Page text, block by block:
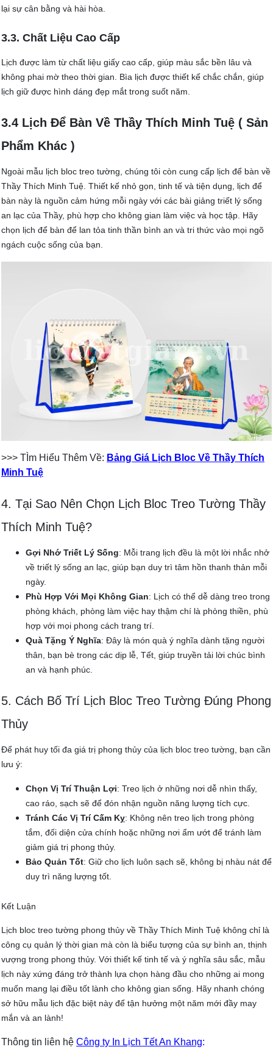
lại sự cân bằng và hài hòa.
3.3. Chất Liệu Cao Cấp
Lịch được làm từ chất liệu giấy cao cấp, giúp màu sắc bền lâu và
không phai mờ theo thời gian. Bìa lịch được thiết kế chắc chắn, giúp
lịch giữ được hình dáng đẹp mắt trong suốt năm.
3.4 Lịch Để Bàn Về Thầy Thích Minh Tuệ ( Sản
Phẩm Khác )
Ngoài mẫu lịch bloc treo tường, chúng tôi còn cung cấp lịch để bàn về
Thầy Thích Minh Tuệ. Thiết kế nhỏ gọn, tinh tế và tiện dụng, lịch để
bàn này là nguồn cảm hứng mỗi ngày với các bài giảng triết lý sống
an lạc của Thầy, phù hợp cho không gian làm việc và học tập. Hãy
chọn lịch để bàn để lan tỏa tinh thần bình an và tri thức vào mọi ngõ
ngách cuộc sống của bạn.
>>> TÌm Hiểu Thêm Về: Bảng Giá Lịch Bloc Về Thầy Thích
Minh Tuệ
4. Tại Sao Nên Chọn Lịch Bloc Treo Tường Thầy
Thích Minh Tuệ?
Gợi Nhớ Triết Lý Sống: Mỗi trang lịch đều là một lời nhắc nhở
về triết lý sống an lạc, giúp bạn duy trì tâm hồn thanh thản mỗi
ngày.
Phù Hợp Với Mọi Không Gian: Lịch có thể dễ dàng treo trong
phòng khách, phòng làm việc hay thậm chí là phòng thiền, phù
hợp với mọi phong cách trang trí.
Quà Tặng Ý Nghĩa: Đây là món quà ý nghĩa dành tặng người
thân, bạn bè trong các dịp lễ, Tết, giúp truyền tải lời chúc bình
an và hạnh phúc.
5. Cách Bố Trí Lịch Bloc Treo Tường Đúng Phong
Thủy
Để phát huy tối đa giá trị phong thủy của lịch bloc treo tường, bạn cần
lưu ý:
Chọn Vị Trí Thuận Lợi: Treo lịch ở những nơi dễ nhìn thấy,
cao ráo, sạch sẽ để đón nhận nguồn năng lượng tích cực.
Tránh Các Vị Trí Cấm Kỵ: Không nên treo lịch trong phòng
tắm, đối diện cửa chính hoặc những nơi ẩm ướt để tránh làm
giảm giá trị phong thủy.
Bảo Quản Tốt: Giữ cho lịch luôn sạch sẽ, không bị nhàu nát để
duy trì năng lượng tốt.
Kết Luận
Lịch bloc treo tường phong thủy về Thầy Thích Minh Tuệ không chỉ là
công cụ quản lý thời gian mà còn là biểu tượng của sự bình an, thịnh
vượng trong phong thủy. Với thiết kế tinh tế và ý nghĩa sâu sắc, mẫu
lịch này xứng đáng trở thành lựa chọn hàng đầu cho những ai mong
muốn mang lại điều tốt lành cho không gian sống. Hãy nhanh chóng
sở hữu mẫu lịch đặc biệt này để tận hưởng một năm mới đầy may
mắn và an lành!
Thông tin liên hệ Công ty In Lịch Tết An Khang: